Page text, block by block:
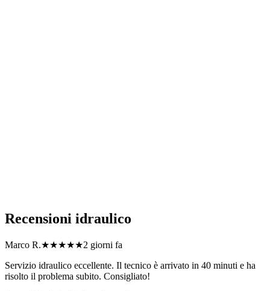
Recensioni idraulico
Marco R.★★★★★2 giorni fa
Servizio idraulico eccellente. Il tecnico è arrivato in 40 minuti e ha
risolto il problema subito. Consigliato!